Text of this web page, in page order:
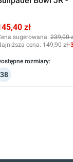
zł
sugerowana: 239,00
cena: 149,90 zł-
rozmiary:
38